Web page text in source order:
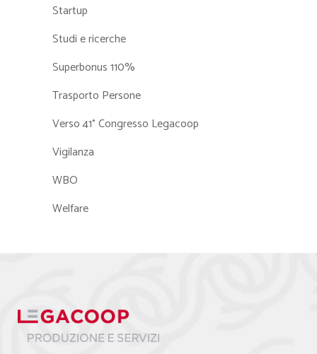
Startup
Studi e ricerche
Superbonus 110%
Trasporto Persone
Verso 41° Congresso Legacoop
Vigilanza
WBO
Welfare